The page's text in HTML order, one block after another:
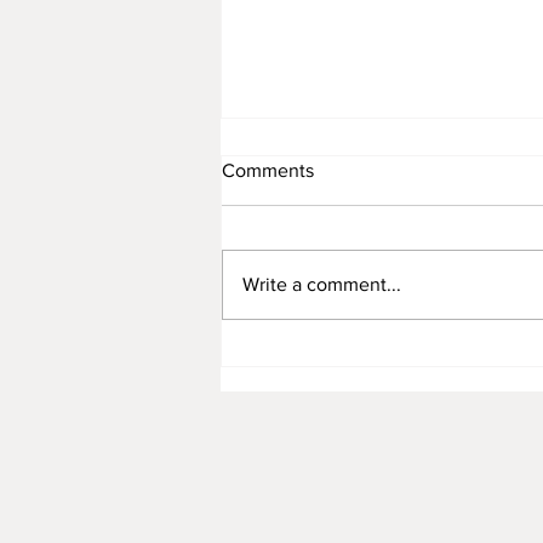
Comments
Write a comment...